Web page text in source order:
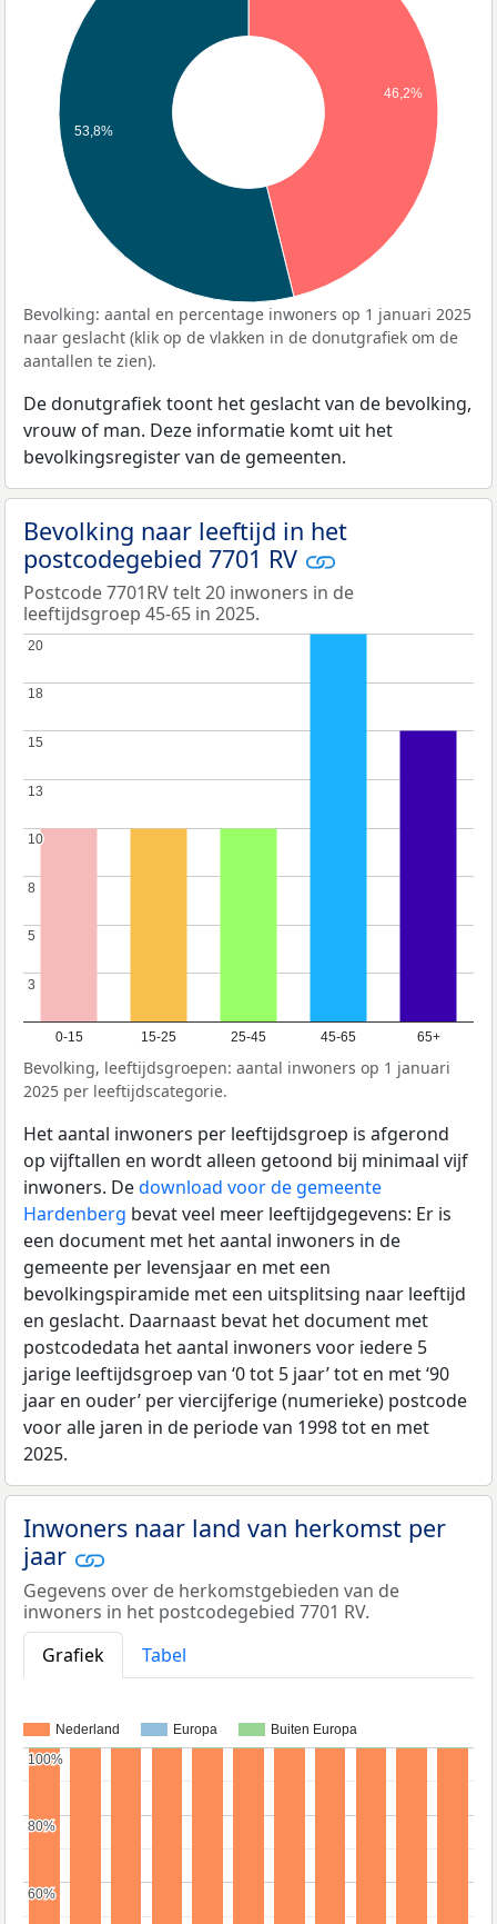
46,2%
53,8%
Bevolking: aantal en percentage inwoners op 1 januari 2025
naar geslacht (klik op de vlakken in de donutgrafiek om de
aantallen te zien).
De donutgrafiek toont het geslacht van de bevolking,
vrouw of man. Deze informatie komt uit het
bevolkingsregister van de gemeenten.
Bevolking naar leeftijd in het
postcodegebied 7701 RV
Postcode 7701RV telt 20 inwoners in de
leeftijdsgroep 45-65 in 2025.
0-15 15-25 25-45 45-65 65+
3
3
5
5
8
8
10
10
13
13
15
15
18
18
20
20
Bevolking, leeftijdsgroepen: aantal inwoners op 1 januari
2025 per leeftijdscategorie.
Het aantal inwoners per leeftijdsgroep is afgerond
op vijftallen en wordt alleen getoond bij minimaal vijf
inwoners. Dedownload voor de gemeente
Hardenberg bevat veel meer leeftijdgegevens: Er is
een document met het aantal inwoners in de
gemeente per levensjaar en met een
bevolkingspiramide met een uitsplitsing naar leeftijd
en geslacht. Daarnaast bevat het document met
postcodedata het aantal inwoners voor iedere 5
jarige leeftijdsgroep van ‘0 tot 5 jaar’ tot en met ‘90
jaar en ouder’ per viercijferige (numerieke) postcode
voor alle jaren in de periode van 1998 tot en met
2025.
Inwoners naar land van herkomst per
jaar
Gegevens over de herkomstgebieden van de
inwoners in het postcodegebied 7701 RV.
Grafiek
Tabel
Nederland Europa Buiten Europa
60%
60%
80%
80%
100%
100%